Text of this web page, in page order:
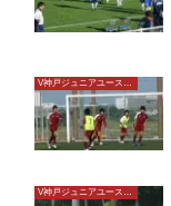
V神戸ジュニアユースU14
V神戸ジュニアユースU14